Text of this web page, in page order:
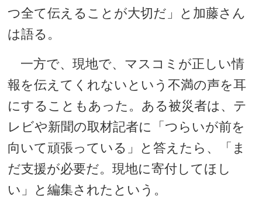
つ全て伝えることが大切だ」と加藤さん
は語る。
一方で、現地で、マスコミが正しい情
報を伝えてくれないという不満の声を耳
にすることもあった。ある被災者は、テ
レビや新聞の取材記者に「つらいが前を
向いて頑張っている」と答えたら、「ま
だ支援が必要だ。現地に寄付してほし
い」と編集されたという。